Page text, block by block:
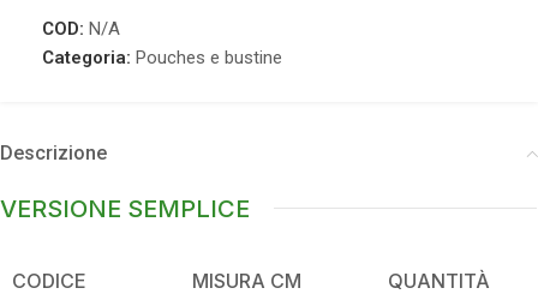
COD: N/A
Categoria: Pouches e bustine
Descrizione
VERSIONE SEMPLICE
CODICE MISURA CM QUANTITÀ